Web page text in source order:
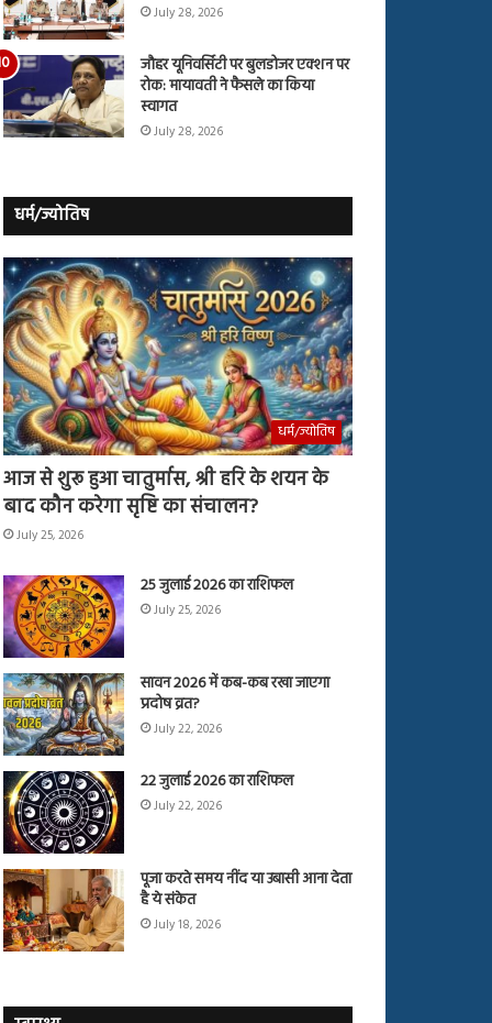
July 28, 2026
जौहर यूनिवर्सिटी पर बुलडोजर एक्शन पर
रोक: मायावती ने फैसले का किया
स्वागत
July 28, 2026
धर्म/ज्योतिष
धर्म/ज्योतिष
आज से शुरू हुआ चातुर्मास, श्री हरि के शयन के
बाद कौन करेगा सृष्टि का संचालन?
July 25, 2026
25 जुलाई 2026 का राशिफल
July 25, 2026
सावन 2026 में कब-कब रखा जाएगा
प्रदोष व्रत?
July 22, 2026
22 जुलाई 2026 का राशिफल
July 22, 2026
पूजा करते समय नींद या उबासी आना देता
है ये संकेत
July 18, 2026